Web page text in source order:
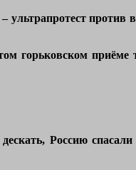
ультрапротест против
горьковском приёме
Россию спасали